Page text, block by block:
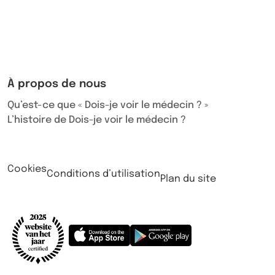
À propos de nous
Qu’est-ce que « Dois-je voir le médecin ? »
L’histoire de Dois-je voir le médecin ?
CookiesConditions d’utilisationPlan du site